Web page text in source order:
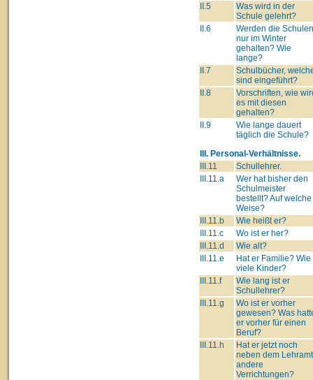
II.5
Was wird in der
Schule gelehrt?
II.6
Werden die Schulen
nur im Winter
gehalten? Wie
lange?
II.7
Schulbücher,
sind eingeführt?
II.8
Vorschriften, wie
es mit diesen
gehalten?
II.9
Wie lange dauert
täglich die Schule?
III. Personal-Verhältnisse.
III.11
Schullehrer.
III.11.a
Wer hat bisher den
Schulmeister
bestellt? Auf welche
Weise?
III.11.b
Wie heißt er?
III.11.c
Wo ist er her?
III.11.d
Wie alt?
III.11.e
Hat er Familie? Wie
viele Kinder?
III.11.f
Wie lang ist er
Schullehrer?
III.11.g
Wo ist er vorher
gewesen? Was
er vorher für einen
Beruf?
III.11.h
Hat er jetzt noch
neben dem
andere
Verrichtungen?